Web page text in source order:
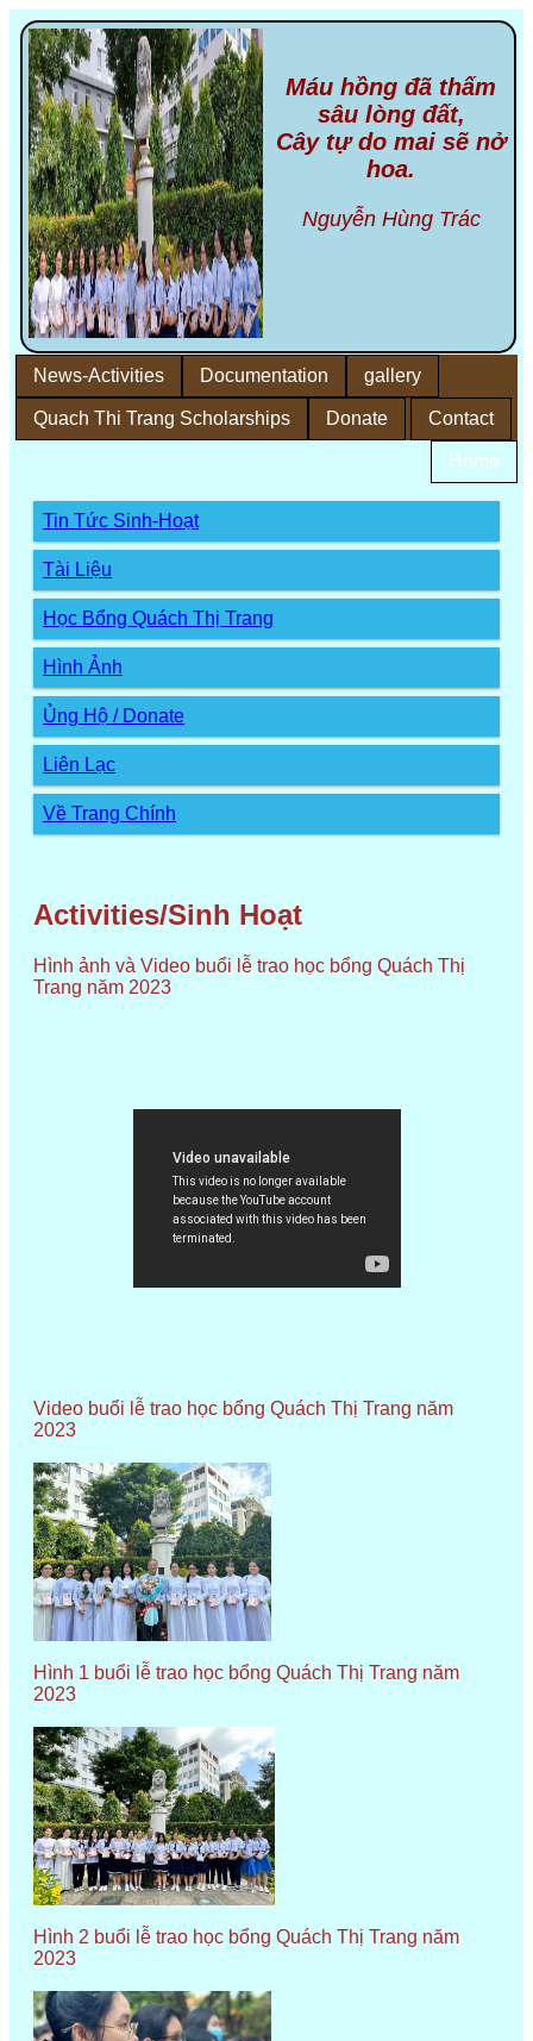
Máu hồng đã thấm
sâu lòng đất,
Cây tự do mai sẽ nở
hoa.
Nguyễn Hùng Trác
News-Activities Documentation
Quach Thi Trang Scholarships
gallery
Donate Contact
Home
Tin Tức Sinh-Hoạt
Tài Liệu
Học Bổng Quách Thị Trang
Hình Ảnh
Ủng Hộ / Donate
Liên Lạc
Về Trang Chính
Activities/Sinh Hoạt
Hình ảnh và Video buổi lễ trao học bổng Quách Thị
Trang năm 2023
Video buổi lễ trao học bổng Quách Thị Trang năm
2023
Hình 1 buổi lễ trao học bổng Quách Thị Trang năm
2023
Hình 2 buổi lễ trao học bổng Quách Thị Trang năm
2023